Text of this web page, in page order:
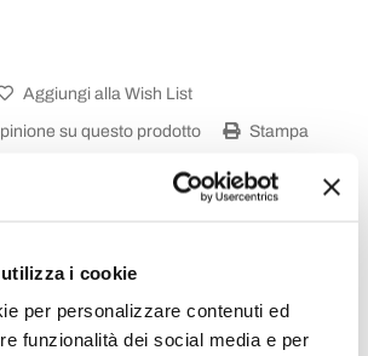
i cookie
per personalizzare contenuti ed
funzionalità dei social media e per
Aggiungi alla Wish List
su questo prodotto Stampa
Vasche Freestanding